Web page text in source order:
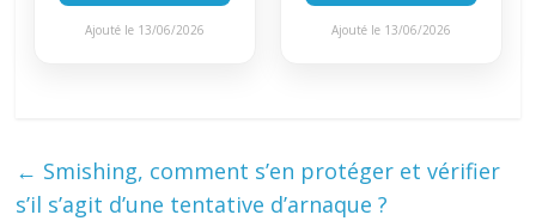
Ajouté le 13/06/2026 Ajouté le 13/06/2026
← Smishing, comment s’en protéger et vérifier
s’il s’agit d’une tentative d’arnaque ?